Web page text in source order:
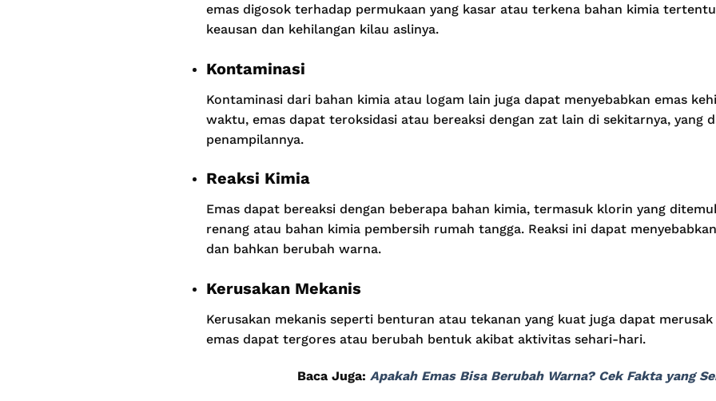
emas digosok terhadap permukaan yang kasar atau terkena bahan kimia
keausan dan kehilangan kilau aslinya.
Kontaminasi
Kontaminasi dari bahan kimia atau logam lain juga dapat menyebabkan emas
waktu, emas dapat teroksidasi atau bereaksi dengan zat lain di sekitarnya, yang
penampilannya.
Reaksi Kimia
Emas dapat bereaksi dengan beberapa bahan kimia, termasuk klorin yang
renang atau bahan kimia pembersih rumah tangga. Reaksi ini dapat
dan bahkan berubah warna.
Kerusakan Mekanis
Kerusakan mekanis seperti benturan atau tekanan yang kuat juga dapat merusak
emas dapat tergores atau berubah bentuk akibat aktivitas sehari-hari.
Baca Juga: Apakah Emas Bisa Berubah Warna? Cek Fakta yang